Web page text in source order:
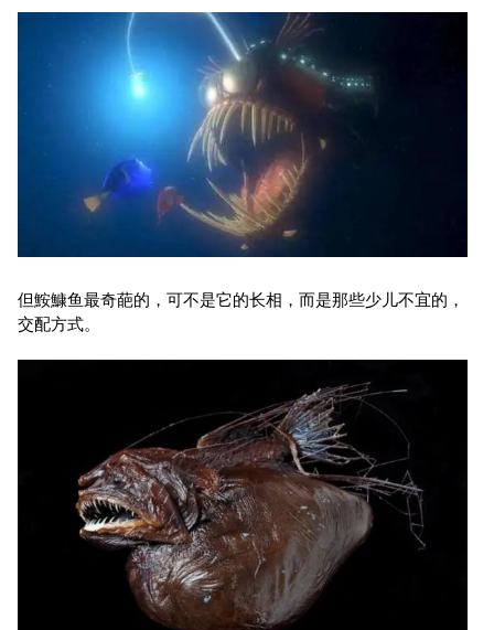
但鮟鱇鱼最奇葩的，可不是它的长相，而是那些少儿不宜的，
交配方式。